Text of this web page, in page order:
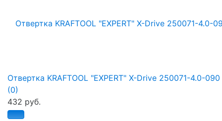
Отвертка KRAFTOOL "EXPERT" X-Drive 250071-4.0-090
(0)
432 руб.